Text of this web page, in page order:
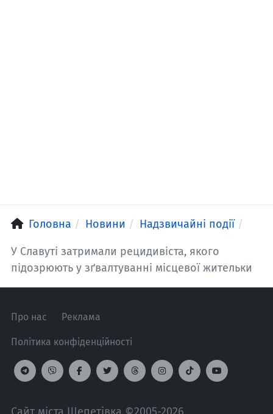
Головна Новини Надзвичайні події
У Славуті затримали рецидивіста, якого
підозрюють у зґвалтуванні місцевої жительки
Про нас Реклама
Політика конфіденційності